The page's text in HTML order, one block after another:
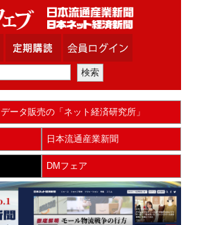
データ販売の「ネット経済研究所」
日本流通産業新聞
DMフェア